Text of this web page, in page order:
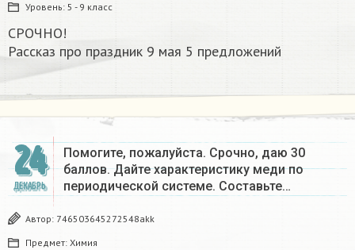
Уровень: 5 - 9 класс
СРОЧНО!
Рассказ про праздник 9 мая 5 предложений
24
ДЕКАБРЬ
Помогите, пожалуйста. Срочно, даю 30
баллов. Дайте характеристику меди по
периодической системе. Составьте…
Автор: 746503645272548akk
Предмет: Химия